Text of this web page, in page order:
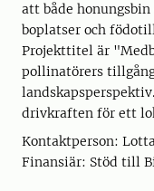
att både
boplatser och
Projekttitel är
pollinatörers
drivkraften för ett
Kontaktperson:
Finansiär: Stöd till